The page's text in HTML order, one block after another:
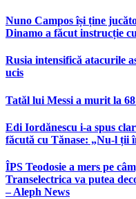
Nuno Campos își ține
Dinamo a făcut instrucție
Rusia intensifică atacurile
ucis
Tatăl lui Messi a murit la
Edi Iordănescu i-a spus
făcută cu Tănase: „Nu-l ții
ÎPS Teodosie a mers pe
Transelectrica va putea
– Aleph News